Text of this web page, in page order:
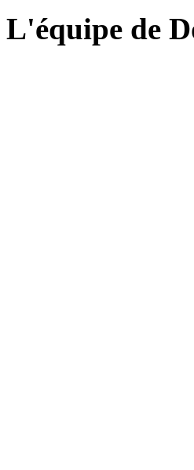
L'équipe de